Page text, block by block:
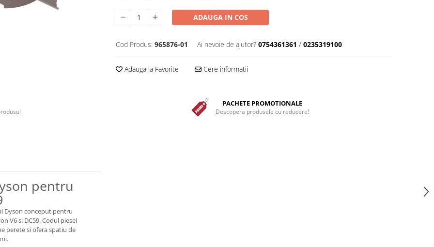
ADAUGA IN COS
Cod Produs: 965876-01 Ai nevoie de ajutor? 0754361361 / 0235319100
Adauga la Favorite Cere informatii
PACHETE PROMOTIONALE
Descopera produsele cu reducere!
pentru
Dyson conceput pentru
V6 si DC59. Codul piesei
perete si ofera spatiu de